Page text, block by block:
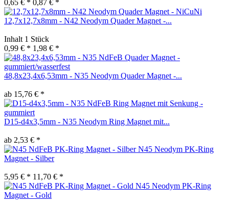
0,65 € * 0,87 € *
12,7x12,7x8mm - N42 Neodym Quader Magnet -...
Inhalt 1 Stück
0,99 € * 1,98 € *
48,8x23,4x6,53mm - N35 Neodym Quader Magnet -...
ab 15,76 € *
D15-d4x3,5mm - N35 Neodym Ring Magnet mit...
ab 2,53 € *
N45 Neodym PK-Ring
Magnet - Silber
5,95 € * 11,70 € *
N45 Neodym PK-Ring
Magnet - Gold